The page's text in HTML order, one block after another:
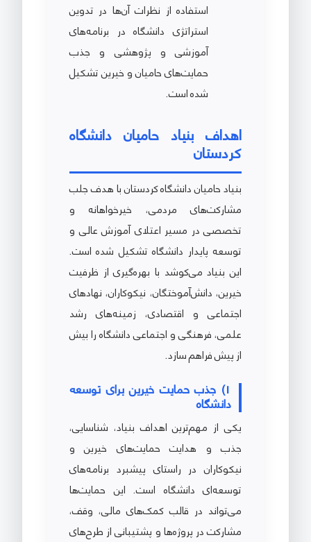
استفاده از نظرات آن‌ها در تدوین
استراتژی دانشگاه در برنامه‌های
آموزشی و پژوهشی و جذب
حمایت‌های حامیان و خیرین تشکیل
شده است.
اهداف بنیاد حامیان دانشگاه
کردستان
بنیاد حامیان دانشگاه کردستان با هدف جلب
مشارکت‌های مردمی، خیرخواهانه و
تخصصی در مسیر اعتلای آموزش عالی و
توسعه پایدار دانشگاه تشکیل شده است.
این بنیاد می‌کوشد با بهره‌گیری از ظرفیت
خیرین، دانش‌آموختگان، نیکوکاران، نهادهای
اجتماعی و اقتصادی، زمینه‌های رشد
علمی، فرهنگی و اجتماعی دانشگاه را بیش
از پیش فراهم سازد.
1) جذب حمایت خیرین برای توسعه
دانشگاه
یکی از مهم‌ترین اهداف بنیاد، شناسایی،
جذب و هدایت حمایت‌های خیرین و
نیکوکاران در راستای پیشبرد برنامه‌های
توسعه‌ای دانشگاه است. این حمایت‌ها
می‌تواند در قالب کمک‌های مالی، وقف،
مشارکت در پروژه‌ها و پشتیبانی از طرح‌های